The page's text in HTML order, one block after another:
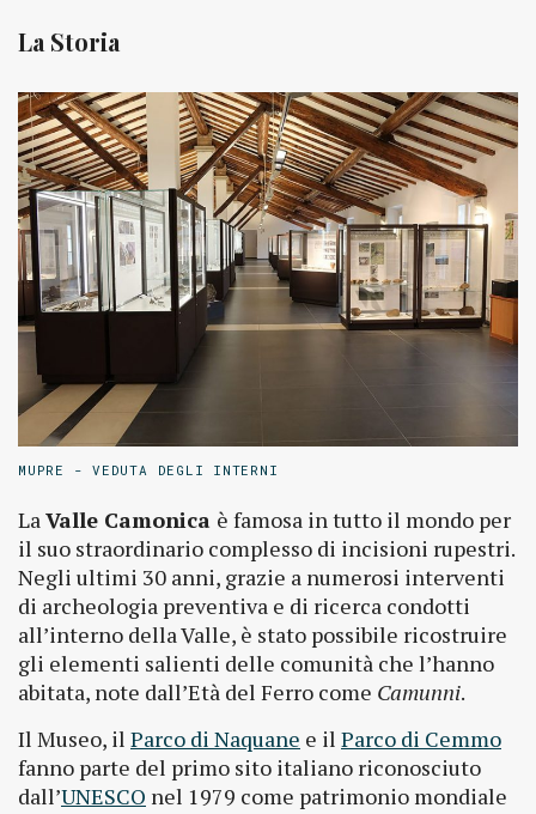
La Storia
MUPRE - VEDUTA DEGLI INTERNI
LaValle Camonica è famosa in tutto il mondo per
il suo straordinario complesso di incisioni rupestri.
Negli ultimi 30 anni, grazie a numerosi interventi
di archeologia preventiva e di ricerca condotti
all’interno della Valle, è stato possibile ricostruire
gli elementi salienti delle comunità che l’hanno
abitata, note dall’Età del Ferro come Camunni.
Il Museo, il Parco di Naquane e il Parco di Cemmo
fanno parte del primo sito italiano riconosciuto
dall’UNESCO nel 1979 come patrimonio mondiale